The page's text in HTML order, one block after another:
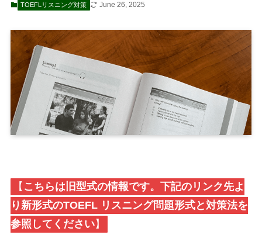
TOEFLリスニング対策 June 26, 2025
【 こちらは旧型式の情報です。下記のリンク先よ
り新形式のTOEFL リスニング問題形式と対策法を
参照してください】